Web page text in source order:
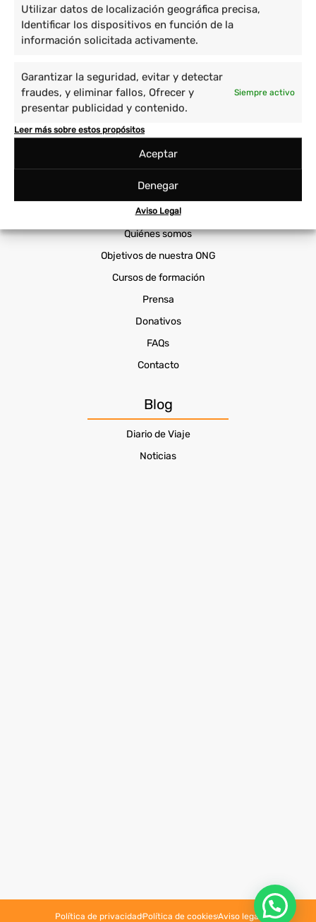
Utilizar datos de localización geográfica precisa,
Identificar los dispositivos en función de la
información solicitada activamente.
Garantizar la seguridad, evitar y detectar
fraudes, y eliminar fallos, Ofrecer y
presentar publicidad y contenido.
Siempre activo
Leer más sobre estos propósitos
Aceptar
Denegar
Aviso Legal
Proyectos
Empoderamiento de la mujer
Immersión cultural
Medio ambiente y animales
Sanidad
Viajes Solidarios
Cooperatour
Voluntariado ONG
Por qué elegirnos
Quiénes somos
Objetivos de nuestra ONG
Cursos de formación
Prensa
Donativos
FAQs
Contacto
Blog
Diario de Viaje
Noticias
Política de privacidadPolítica de cookiesAviso legal